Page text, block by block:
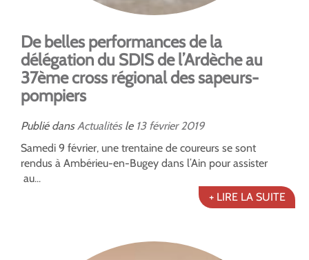
De belles performances de la
délégation du SDIS de l’Ardèche au
37ème cross régional des sapeurs-
pompiers
Publié dans Actualitésle 13 février 2019
Samedi 9 février, une trentaine de coureurs se sont
rendus à Ambérieu-en-Bugey dans l’Ain pour assister
au...
+ LIRE LA SUITE